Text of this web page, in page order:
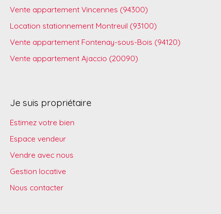
Vente appartement Vincennes (94300)
Location stationnement Montreuil (93100)
Vente appartement Fontenay-sous-Bois (94120)
Vente appartement Ajaccio (20090)
Je suis propriétaire
Estimez votre bien
Espace vendeur
Vendre avec nous
Gestion locative
Nous contacter